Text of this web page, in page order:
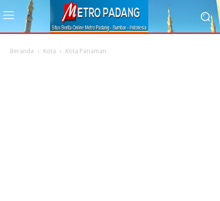
Beranda Kota Kota Pariaman